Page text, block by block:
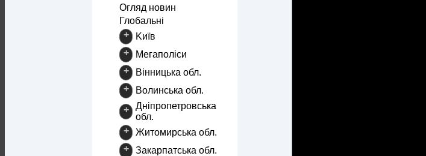
Огляд новин
Глобальні
+
Kиїв
+
Mегаполіси
+
Вінницька обл.
+
Волинська обл.
+
Дніпропетровська
обл.
+
Житомирська обл.
+
Закарпатська обл.